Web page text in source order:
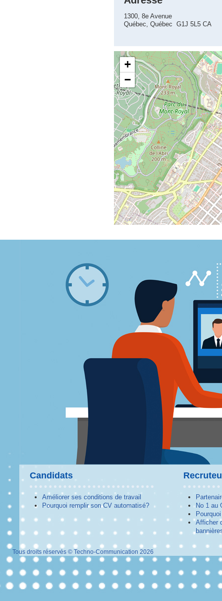
1300, 8e Avenue
Québec, Québec G1J 5L5 CA
+
−
Candidats
Améliorer ses conditions de travail
Pourquoi remplir son CV automatisé?
No 1 au
Afficher
Tous droits réservés © Techno-Communication 2026